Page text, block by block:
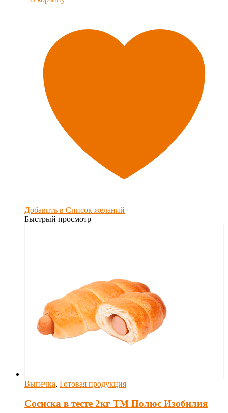
Добавить в Список желаний
Быстрый просмотр
Выпечка, Готовая продукция
Сосиска в тесте 2кг ТМ Полюс Изобилия